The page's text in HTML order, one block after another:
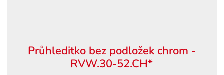
Průhleditko bez podložek chrom -
RVW.30-52.CH*